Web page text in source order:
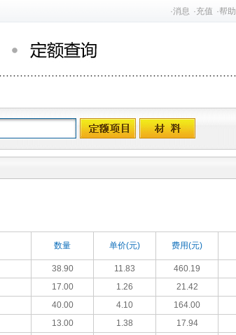
·消息 ·充值 ·帮助
数量 单价(元) 费用(元)
38.90 11.83 460.19
17.00 1.26 21.42
40.00 4.10 164.00
13.00 1.38 17.94